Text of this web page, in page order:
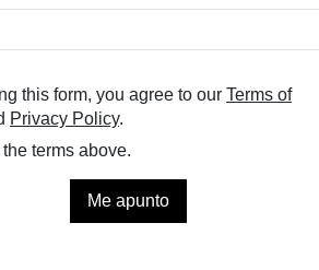
De Manchas De Uso Diario
Una Piel Más Radiante Y
Seca. Normal. Grasa.
DE LA
Manchas